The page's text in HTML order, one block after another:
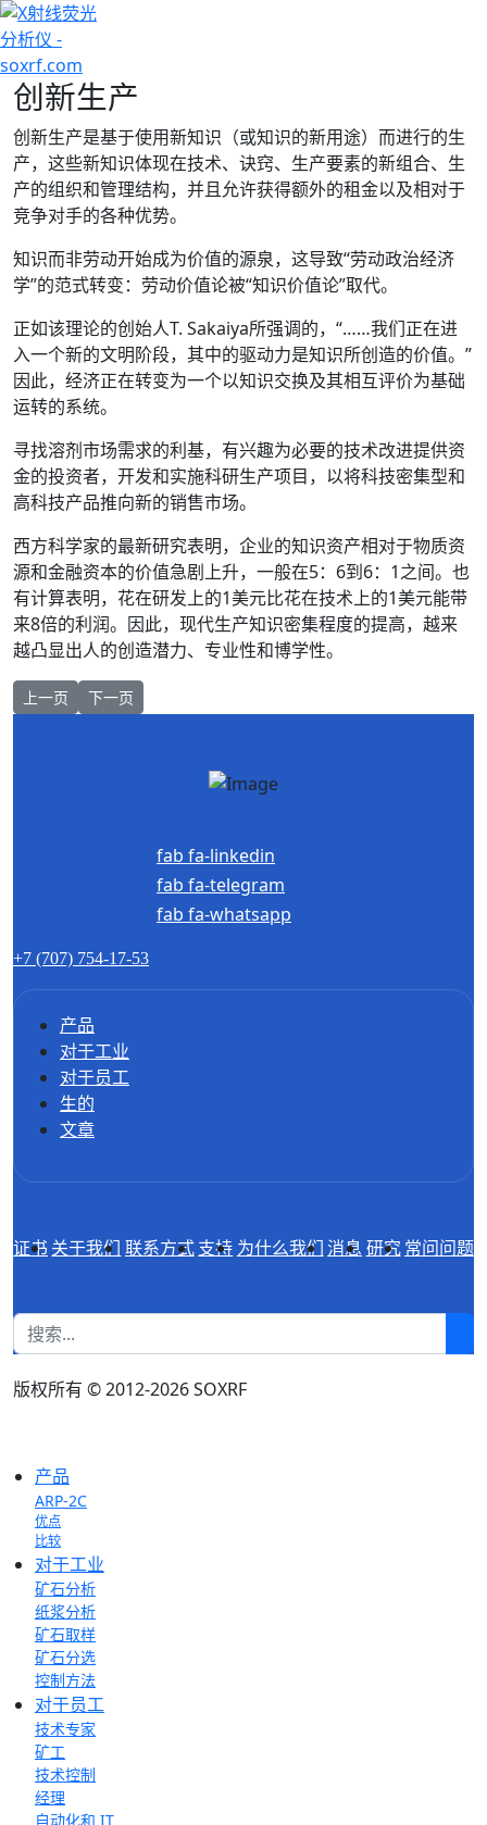
创新生产
创新生产是基于使用新知识（或知识的新用途）而进行的生
产，这些新知识体现在技术、诀窍、生产要素的新组合、生
产的组织和管理结构，并且允许获得额外的租金以及相对于
竞争对手的各种优势。
知识而非劳动开始成为价值的源泉，这导致“劳动政治经济
学”的范式转变：劳动价值论被“知识价值论”取代。
正如该理论的创始人T. Sakaiya所强调的，“……我们正在进
入一个新的文明阶段，其中的驱动力是知识所创造的价值。”
因此，经济正在转变为一个以知识交换及其相互评价为基础
运转的系统。
寻找溶剂市场需求的利基，有兴趣为必要的技术改进提供资
金的投资者，开发和实施科研生产项目，以将科技密集型和
高科技产品推向新的销售市场。
西方科学家的最新研究表明，企业的知识资产相对于物质资
源和金融资本的价值急剧上升，一般在5：6到6：1之间。也
有计算表明，花在研发上的1美元比花在技术上的1美元能带
来8倍的利润。因此，现代生产知识密集程度的提高，越来
越凸显出人的创造潜力、专业性和博学性。
上一篇文章: 矿石种类
上一页 下一篇文章: 数字脉冲处理器。工作原理
下一页
fab fa-linkedin
fab fa-telegram
fab fa-whatsapp
+7 (707) 754-17-53
产品
对于工业
对于员工
生的
文章
证书 关于我们 联系方式支持 为什么我们消息 研究 常问问题
1
版权所有 © 2012-2026 SOXRF
产品
ARP-2C
优点
比较
对于工业
矿石分析
纸浆分析
矿石取样
矿石分选
控制方法
对于员工
技术专家
矿工
技术控制
经理
自动化和 IT